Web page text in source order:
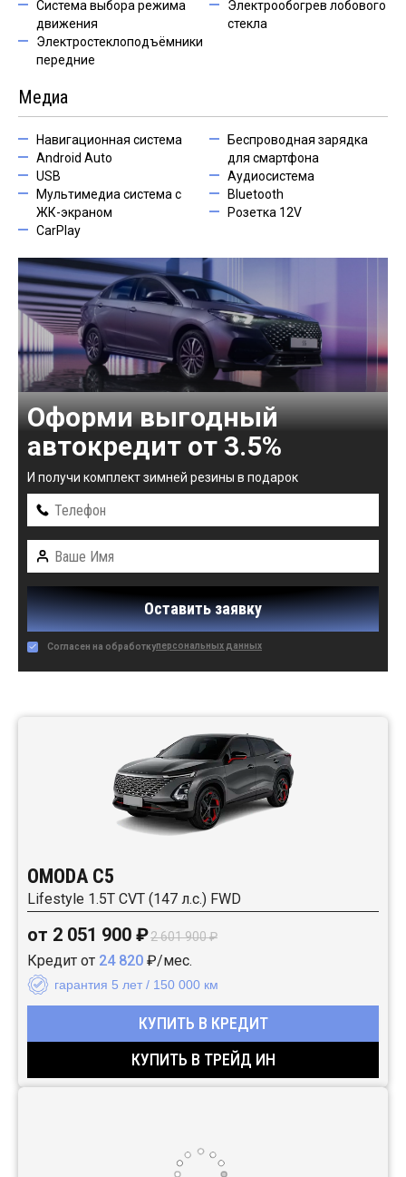
Система выбора режима
движения
Электростеклоподъёмники
передние
Электрообогрев лобового
стекла
Медиа
Навигационная система
Android Auto
USB
Мультимедиа система с
ЖК-экраном
CarPlay
Беспроводная зарядка
для смартфона
Аудиосистема
Bluetooth
Розетка 12V
Оформи выгодный
автокредит от 3.5%
И получи комплект зимней резины в подарок
Оставить заявку
Согласен на обработкуперсональных данных
OMODA C5
Lifestyle 1.5T CVT (147 л.с.) FWD
от 2 051 900 ₽2 601 900 ₽
Кредит от 24 820 ₽/мес.
гарантия 5 лет / 150 000 км
КУПИТЬ В КРЕДИТ
КУПИТЬ В ТРЕЙД ИН